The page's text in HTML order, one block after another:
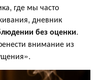
где мы часто
дневник
без оценки.
внимание из